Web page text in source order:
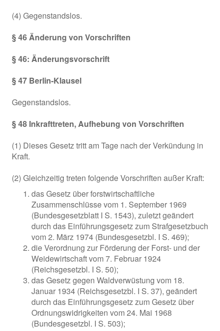
(4) Gegenstandslos.
§ 46 Änderung von Vorschriften
§ 46: Änderungsvorschrift
§ 47 Berlin-Klausel
Gegenstandslos.
§ 48 Inkrafttreten, Aufhebung von Vorschriften
(1) Dieses Gesetz tritt am Tage nach der Verkündung in
Kraft.
(2) Gleichzeitig treten folgende Vorschriften außer Kraft:
das Gesetz über forstwirtschaftliche
Zusammenschlüsse vom 1. September 1969
(Bundesgesetzblatt I S. 1543), zuletzt geändert
durch das Einführungsgesetz zum Strafgesetzbuch
vom 2. März 1974 (Bundesgesetzbl. I S. 469);
die Verordnung zur Förderung der Forst- und der
Weidewirtschaft vom 7. Februar 1924
(Reichsgesetzbl. I S. 50);
das Gesetz gegen Waldverwüstung vom 18.
Januar 1934 (Reichsgesetzbl. I S. 37), geändert
durch das Einführungsgesetz zum Gesetz über
Ordnungswidrigkeiten vom 24. Mai 1968
(Bundesgesetzbl. I S. 503);